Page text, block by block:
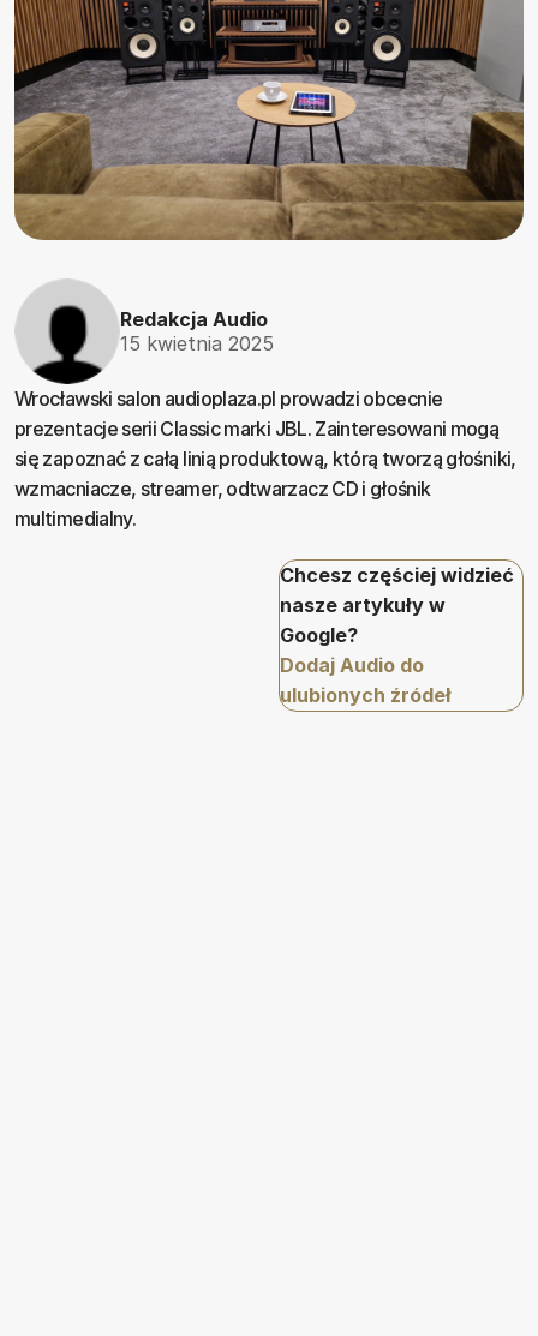
Redakcja Audio
15 kwietnia 2025
Wrocławski salon audioplaza.pl prowadzi obcecnie
prezentacje serii Classic marki JBL. Zainteresowani mogą
się zapoznać z całą linią produktową, którą tworzą głośniki,
wzmacniacze, streamer, odtwarzacz CD i głośnik
multimedialny.
Chcesz częściej widzieć
nasze artykuły w
Google?
Dodaj Audio do
ulubionych źródeł